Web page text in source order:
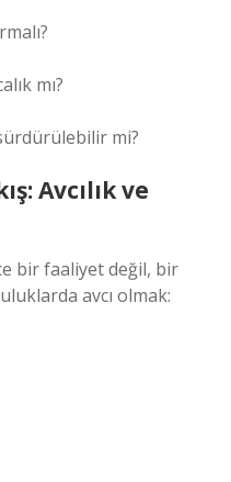
mı?
mi?
Avcılık ve
bir faaliyet değil, bir
avcı olmak: